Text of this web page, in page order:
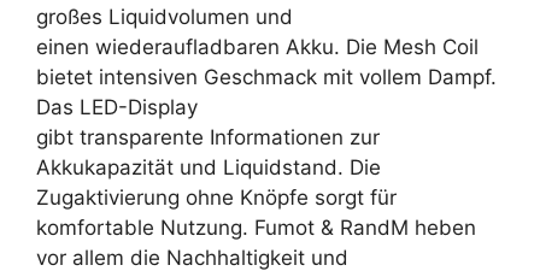
großes Liquidvolumen und
einen wiederaufladbaren Akku. Die Mesh Coil
bietet intensiven Geschmack mit vollem Dampf.
Das LED-Display
gibt transparente Informationen zur
Akkukapazität und Liquidstand. Die
Zugaktivierung ohne Knöpfe sorgt für
komfortable Nutzung. Fumot & RandM heben
vor allem die Nachhaltigkeit und